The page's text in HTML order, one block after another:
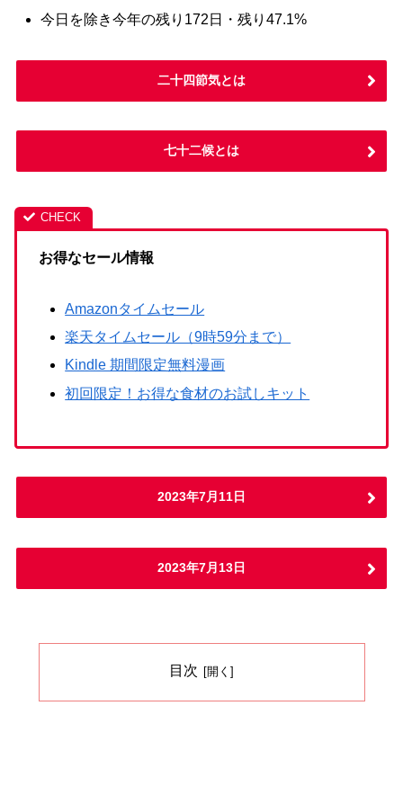
今日を除き今年の残り172日・残り47.1%
二十四節気とは
七十二候とは
お得なセール情報
Amazonタイムセール
楽天タイムセール（9時59分まで）
Kindle 期間限定無料漫画
初回限定！お得な食材のお試しキット
2023年7月11日
2023年7月13日
目次